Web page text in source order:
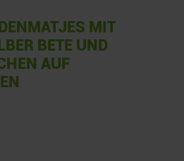
MIT
BETE UND
AUF